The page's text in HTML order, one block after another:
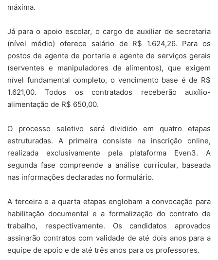
máxima.
Já para o apoio escolar, o cargo de auxiliar de secretaria
(nível médio) oferece salário de R$ 1.624,26. Para os
postos de agente de portaria e agente de serviços gerais
(serventes e manipuladores de alimentos), que exigem
nível fundamental completo, o vencimento base é de R$
1.621,00. Todos os contratados receberão auxílio-
alimentação de R$ 650,00.
O processo seletivo será dividido em quatro etapas
estruturadas. A primeira consiste na inscrição online,
realizada exclusivamente pela plataforma Even3. A
segunda fase compreende a análise curricular, baseada
nas informações declaradas no formulário.
A terceira e a quarta etapas englobam a convocação para
habilitação documental e a formalização do contrato de
trabalho, respectivamente. Os candidatos aprovados
assinarão contratos com validade de até dois anos para a
equipe de apoio e de até três anos para os professores.